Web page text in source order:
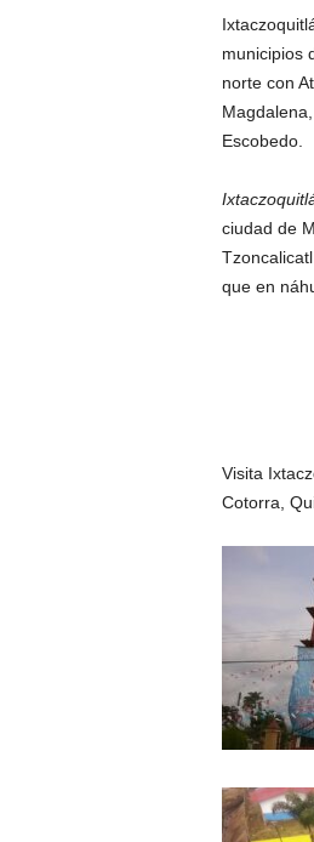
municipios
norte con
Escobedo.
ciudad de
que en
Visita
Cotorra,